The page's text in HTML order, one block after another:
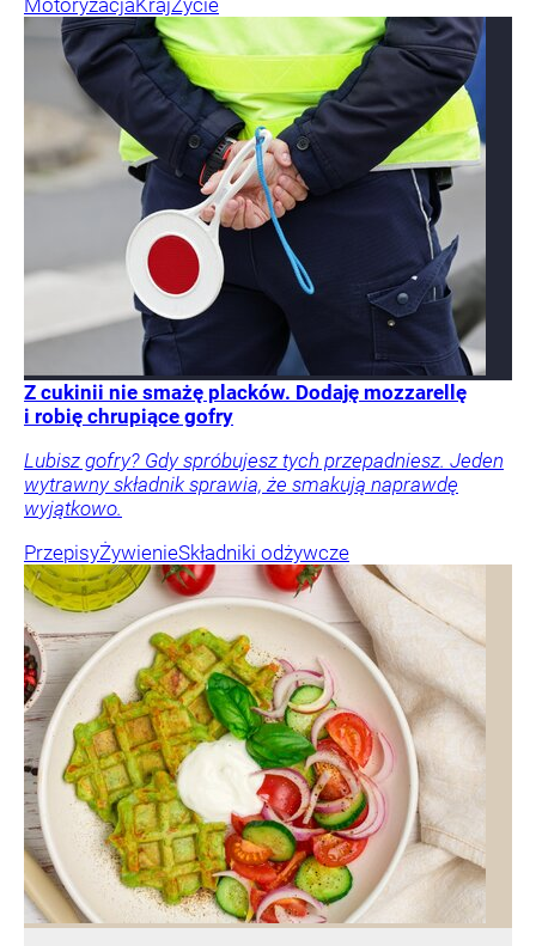
Z cukinii nie smażę placków. Dodaję mozzarellę
i robię chrupiące gofry
Lubisz gofry? Gdy spróbujesz tych przepadniesz. Jeden
wytrawny składnik sprawia, że smakują naprawdę
wyjątkowo.
PrzepisyŻywienieSkładniki odżywcze